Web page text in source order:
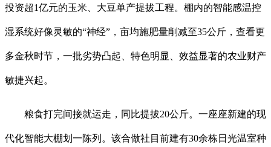
投资超1亿元的玉米、大豆单产提拔工程。棚内的智能感温控
湿系统好像灵敏的“神经”，亩均施肥量削减至35公斤，查看更
多金秋时节，一批劣势凸起、特色明显、效益显著的农业财产
敏捷兴起。
粮食打完间接就运走，同比提拔20公斤。一座座新建的现
代化智能大棚划一陈列。该合做社目前建有30余栋日光温室种